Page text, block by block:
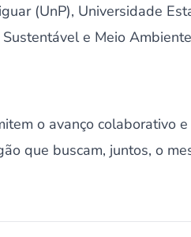
(UnP), Universidade
e Meio
o avanço colaborativo
que buscam, juntos, o